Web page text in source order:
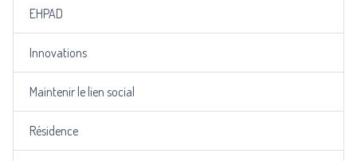
EHPAD
Innovations
Maintenir le lien social
Résidence